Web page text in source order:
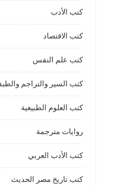
كتب الأدب
كتب الاقتصاد
كتب علم النفس
كتب السير والتراجم
كتب العلوم الطبيعية
روايات مترجمة
كتب الأدب العربي
كتب تاريخ مصر الحديث